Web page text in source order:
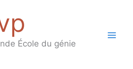
École du génie